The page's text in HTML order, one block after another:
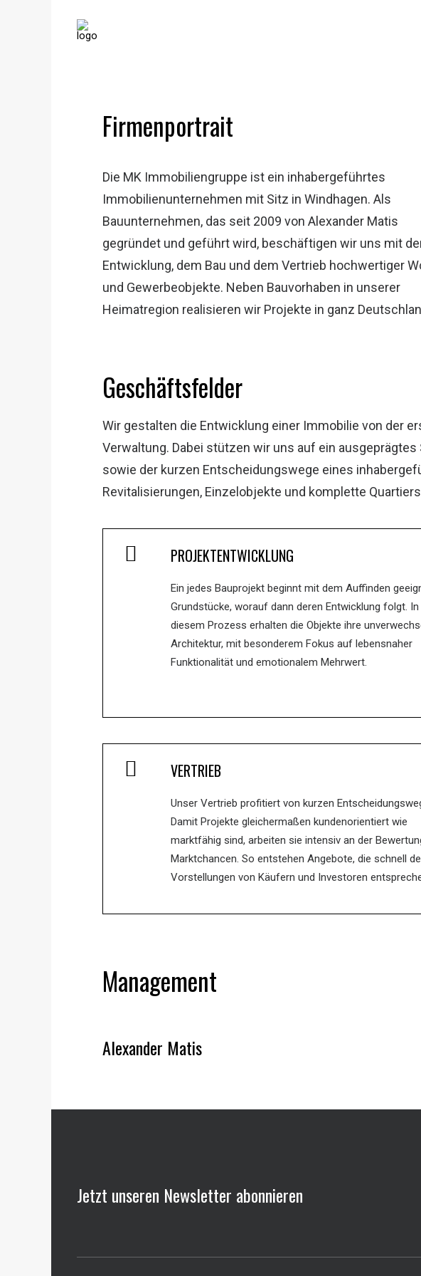
Firmenportrait
Die MK Immobiliengruppe ist ein inhabergeführtes
Immobilienunternehmen mit Sitz in Windhagen. Als
Bauunternehmen, das seit 2009 von Alexander Matis
gegründet und geführt wird, beschäftigen wir uns mit
Entwicklung, dem Bau und dem Vertrieb hochwertiger
und Gewerbeobjekte. Neben Bauvorhaben in unserer
Heimatregion realisieren wir Projekte in ganz
Geschäftsfelder
Wir gestalten die Entwicklung einer Immobilie von der
Verwaltung. Dabei stützen wir uns auf ein
sowie der kurzen Entscheidungswege eines
Revitalisierungen, Einzelobjekte und komplette
PROJEKTENTWICKLUNG
Ein jedes Bauprojekt beginnt mit dem Auffinden
Grundstücke, worauf dann deren Entwicklung folgt. In
diesem Prozess erhalten die Objekte ihre
Architektur, mit besonderem Fokus auf lebensnaher
Funktionalität und emotionalem Mehrwert.
VERTRIEB
Unser Vertrieb profitiert von kurzen
Damit Projekte gleichermaßen kundenorientiert wie
marktfähig sind, arbeiten sie intensiv an der
Marktchancen. So entstehen Angebote, die schnell
Vorstellungen von Käufern und Investoren
Management
Alexander Matis
Jetzt unseren Newsletter abonnieren